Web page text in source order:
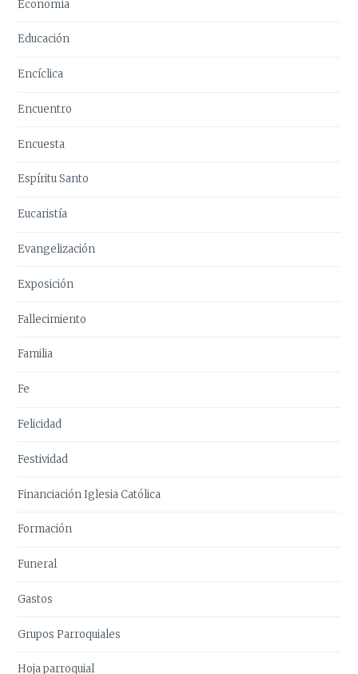
Economía
Educación
Encíclica
Encuentro
Encuesta
Espíritu Santo
Eucaristía
Evangelización
Exposición
Fallecimiento
Familia
Fe
Felicidad
Festividad
Financiación Iglesia Católica
Formación
Funeral
Gastos
Grupos Parroquiales
Hoja parroquial